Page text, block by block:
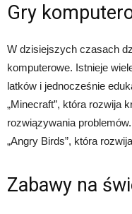
Gry
W dzisiejszych czasach
komputerowe. Istnieje
latków i jednocześnie
„Minecraft”, która rozwija
rozwiązywania
„Angry Birds”, która
Zabawy na